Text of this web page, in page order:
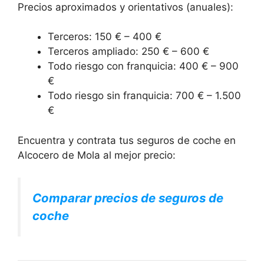
Precios aproximados y orientativos (anuales):
Terceros: 150 € – 400 €
Terceros ampliado: 250 € – 600 €
Todo riesgo con franquicia: 400 € – 900
€
Todo riesgo sin franquicia: 700 € – 1.500
€
Encuentra y contrata tus seguros de coche en
Alcocero de Mola al mejor precio:
Comparar precios de seguros de
coche